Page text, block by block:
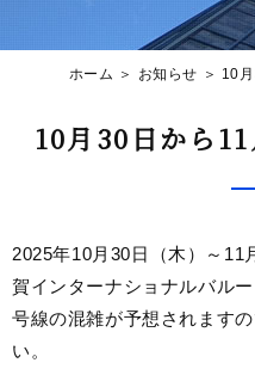
ホーム ＞ お知らせ ＞ 10
10月30日から
2025年10月30日（木）～11
賀インターナショナルバル
号線の混雑が予想されます
い。